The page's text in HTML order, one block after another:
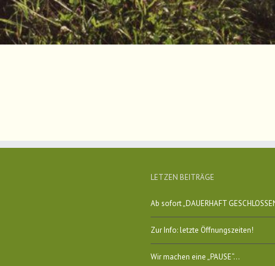
LETZEN BEITRÄGE
Ab sofort „DAUERHAFT
Zur Info: letzte Öffnungszeiten!
Wir machen eine „PAUSE“…